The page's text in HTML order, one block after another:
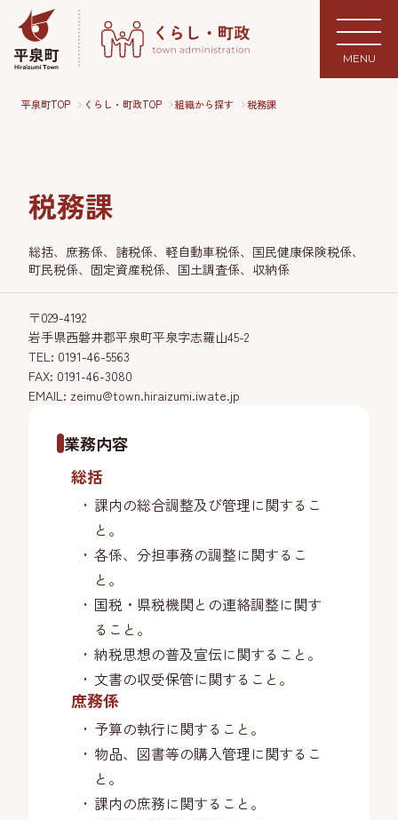
MENU
平泉町TOP くらし・町政TOP 組織から探す 税務課
税務課
総括、庶務係、諸税係、軽自動車税係、国民健康保険税係、
町民税係、固定資産税係、国土調査係、収納係
〒029-4192
岩手県西磐井郡平泉町平泉字志羅山45-2
TEL: 0191-46-5563
FAX: 0191-46-3080
EMAIL: zeimu@town.hiraizumi.iwate.jp
業務内容
総括
課内の総合調整及び管理に関するこ
と。
各係、分担事務の調整に関するこ
と。
国税・県税機関との連絡調整に関す
ること。
納税思想の普及宣伝に関すること。
文書の収受保管に関すること。
庶務係
予算の執行に関すること。
物品、図書等の購入管理に関するこ
と。
課内の庶務に関すること。